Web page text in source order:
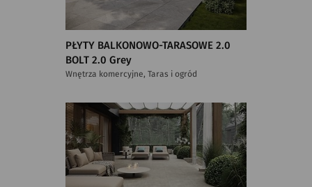
PŁYTY BALKONOWO-TARASOWE 2.0
BOLT 2.0 Grey
Wnętrza komercyjne, Taras i ogród